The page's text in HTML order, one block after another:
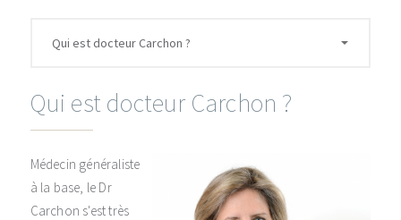
Qui est docteur Carchon ?
Médecin généraliste
à la base, le Dr
Carchon s'est très